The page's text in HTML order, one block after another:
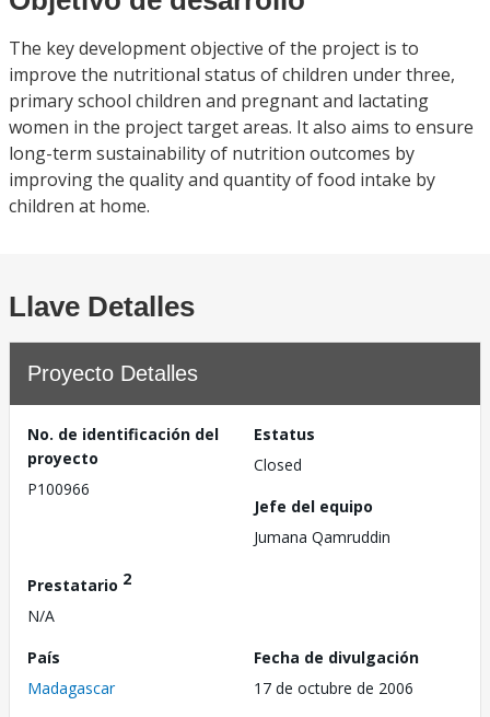
The key development objective of the project is to
improve the nutritional status of children under three,
primary school children and pregnant and lactating
women in the project target areas. It also aims to ensure
long-term sustainability of nutrition outcomes by
improving the quality and quantity of food intake by
children at home.
Llave Detalles
Proyecto Detalles
No. de identificación del
proyecto
P100966
Estatus
Closed
Jefe del equipo
Jumana Qamruddin
Prestatario 2
N/A
País
Madagascar
Fecha de divulgación
17 de octubre de 2006